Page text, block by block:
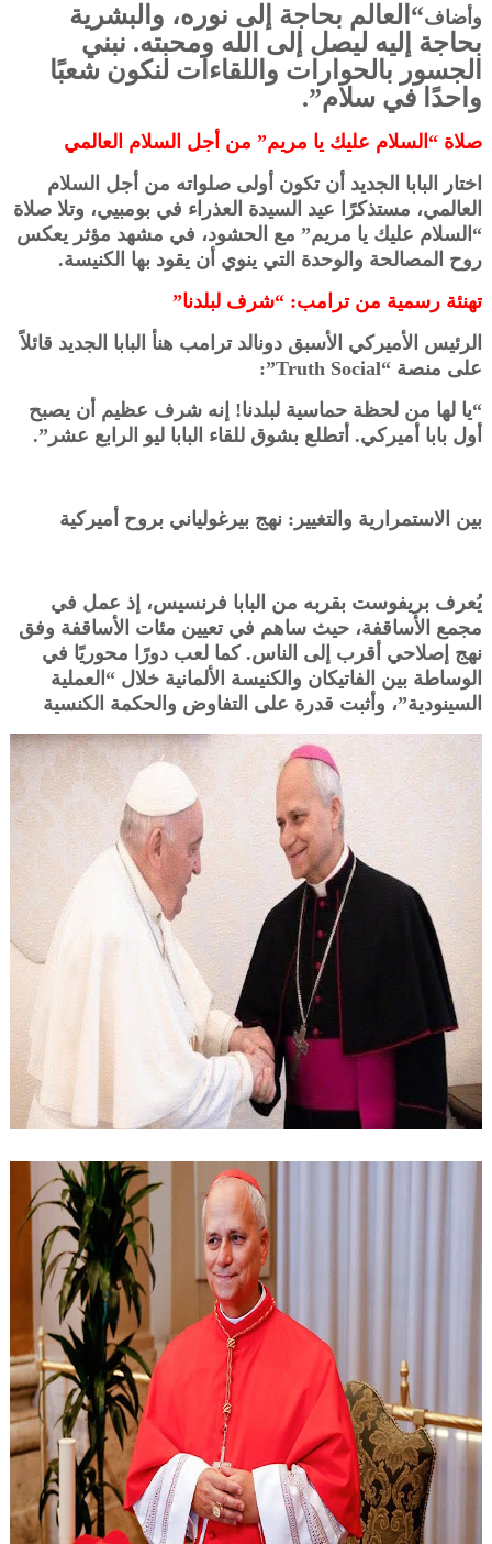
وأضاف“العالم بحاجة إلى نوره، والبشرية
بحاجة إليه ليصل إلى الله ومحبته. نبني
الجسور بالحوارات واللقاءات لنكون شعبًا
واحدًا في سلام”.
صلاة “السلام عليك يا مريم” من أجل السلام العالمي
اختار البابا الجديد أن تكون أولى صلواته من أجل السلام
العالمي، مستذكرًا عيد السيدة العذراء في بومبيي، وتلا صلاة
“السلام عليك يا مريم” مع الحشود، في مشهد مؤثر يعكس
روح المصالحة والوحدة التي ينوي أن يقود بها الكنيسة.
تهنئة رسمية من ترامب: “شرف لبلدنا”
الرئيس الأميركي الأسبق دونالد ترامب هنأ البابا الجديد قائلاً
على منصة “Truth Social”:
“يا لها من لحظة حماسية لبلدنا! إنه شرف عظيم أن يصبح
أول بابا أميركي. أتطلع بشوق للقاء البابا ليو الرابع عشر”.
بين الاستمرارية والتغيير: نهج بيرغولياني بروح أميركية
يُعرف بريفوست بقربه من البابا فرنسيس، إذ عمل في
مجمع الأساقفة، حيث ساهم في تعيين مئات الأساقفة وفق
نهج إصلاحي أقرب إلى الناس. كما لعب دورًا محوريًا في
الوساطة بين الفاتيكان والكنيسة الألمانية خلال “العملية
السينودية”، وأثبت قدرة على التفاوض والحكمة الكنسية